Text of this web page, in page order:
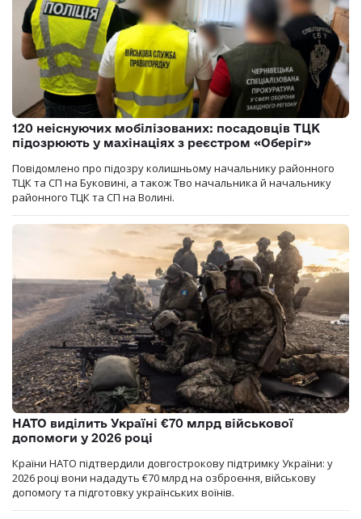
120 неіснуючих мобілізованих: посадовців ТЦК
підозрюють у махінаціях з реєстром «Оберіг»
Повідомлено про підозру колишньому начальнику районного
ТЦК та СП на Буковині, а також Тво начальника й начальнику
районного ТЦК та СП на Волині.
НАТО виділить Україні €70 млрд військової
допомоги у 2026 році
Країни НАТО підтвердили довгострокову підтримку України: у
2026 році вони нададуть €70 млрд на озброєння, військову
допомогу та підготовку українських воїнів.